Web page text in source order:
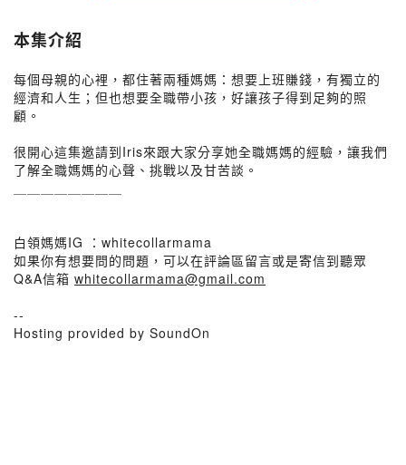
本集介紹
每個母親的心裡，都住著兩種媽媽：想要上班賺錢，有獨立的
經濟和人生；但也想要全職帶小孩，好讓孩子得到足夠的照
顧。
很開心這集邀請到Iris來跟大家分享她全職媽媽的經驗，讓我們
了解全職媽媽的心聲、挑戰以及甘苦談。
白領媽媽IG ：whitecollarmama
如果你有想要問的問題，可以在評論區留言或是寄信到聽眾
Q&A信箱 whitecollarmama@gmail.com
--
Hosting provided by SoundOn